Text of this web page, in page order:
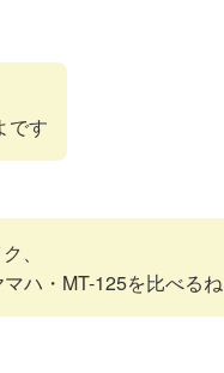
です
、
ハ・MT-125を比べるね